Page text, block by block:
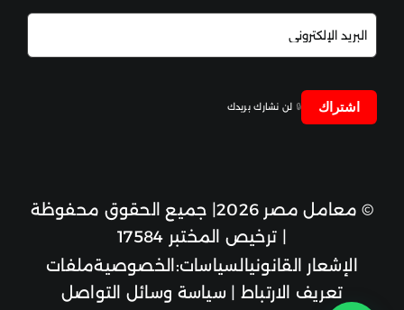
اشتراك 🔒 لن نشارك بريدك
© معامل مصر 2026| جميع الحقوق محفوظة
| ترخيص المختبر 17584
الإشعار القانونيالسياسات: الخصوصيةملفات
تعريف الارتباط
سياسة وسائل التواصل